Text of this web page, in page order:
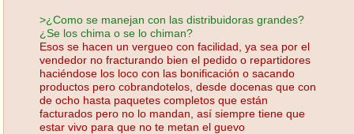
>¿Como se manejan con las distribuidoras grandes?
¿Se los chima o se lo chiman?
Esos se hacen un vergueo con facilidad, ya sea por el
vendedor no fracturando bien el pedido o repartidores
haciéndose los loco con las bonificación o sacando
productos pero cobrandotelos, desde docenas que con
de ocho hasta paquetes completos que están
facturados pero no lo mandan, así siempre tiene que
estar vivo para que no te metan el guevo